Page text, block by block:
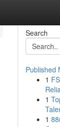
Search
Published
1
1
1